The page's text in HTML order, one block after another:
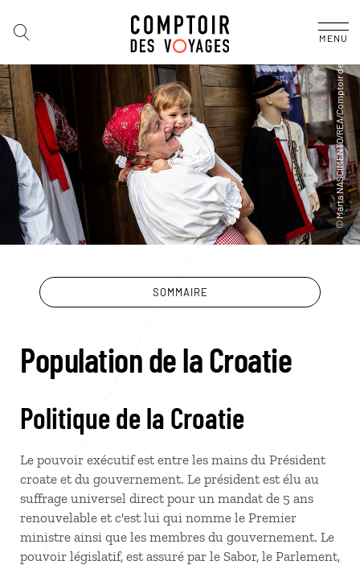
MENU
SOMMAIRE
Population de la Croatie
Politique de la Croatie
Le pouvoir exécutif est entre les mains du Président
croate et du gouvernement. Le président est élu au
suffrage universel direct pour un mandat de 5 ans
renouvelable et c'est lui qui nomme le Premier
ministre ainsi que les membres du gouvernement. Le
pouvoir législatif, est assuré par le Sabor, le Parlement,